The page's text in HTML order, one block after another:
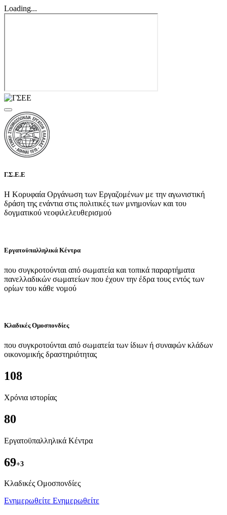
Loading...
Γ.Σ.Ε.Ε
Η Κορυφαία Οργάνωση των Εργαζομένων με την αγωνιστική
δράση της ενάντια στις πολιτικές των μνημονίων και του
δογματικού νεοφιλελευθερισμού
Εργατοϋπαλληλικά Κέντρα
που συγκροτούνται από σωματεία και τοπικά παραρτήματα
πανελλαδικών σωματείων που έχουν την έδρα τους εντός των
ορίων του κάθε νομού
Κλαδικές Ομοσπονδίες
που συγκροτούνται από σωματεία των ίδιων ή συναφών κλάδων
οικονομικής δραστηριότητας
108
Χρόνια ιστορίας
80
Εργατοϋπαλληλικά Κέντρα
69+3
Kλαδικές Ομοσπονδίες
Ενημερωθείτε Ενημερωθείτε